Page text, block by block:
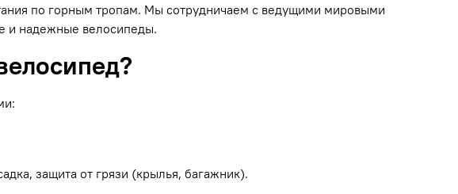
по горным тропам. Мы сотрудничаем с ведущими мировыми
и надежные велосипеды.
защита от грязи (крылья, багажник).